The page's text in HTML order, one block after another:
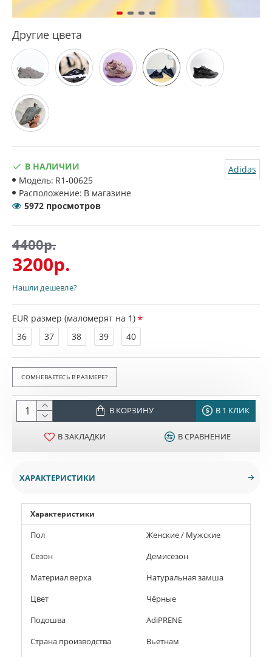
3200р.
4400р.
В НАЛИЧИИ
Модель: R1-00625
Расположение: В магазине
Adidas
5972 просмотров
Другие цвета
EUR размер (маломерят на 1)
36
37 38 39 40
В КОРЗИНУ В 1 КЛИК
В ЗАКЛАДКИ В СРАВНЕНИЕ
Нашли дешевле?
ХАРАКТЕРИСТИКИ
Характеристики
Пол
Женские / Мужские
Сезон
Демисезон
Материал верха
Натуральная замша
Цвет
Чёрные
Подошва
AdiPRENE
Страна производства
Вьетнам
СОМНЕВАЕТЕСЬ В РАЗМЕРЕ?